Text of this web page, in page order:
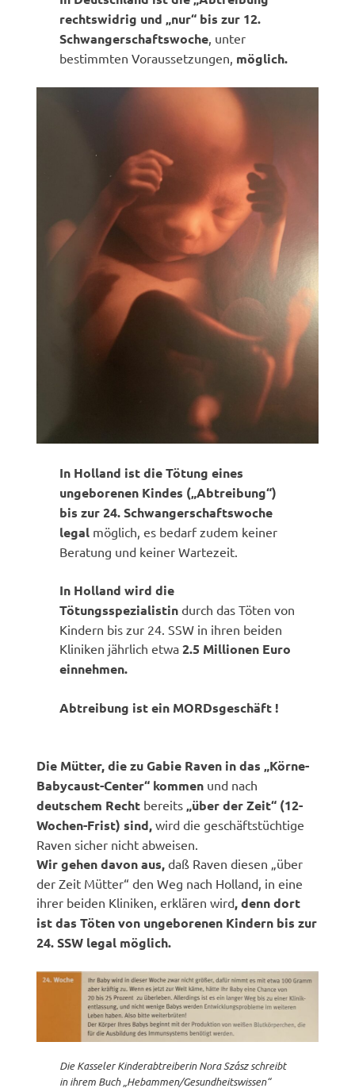
rechtswidrig und „nur“ bis zur 12.
Schwangerschaftswoche, unter
bestimmten Voraussetzungen, möglich.
In Holland ist die Tötung eines
ungeborenen Kindes („Abtreibung“)
bis zur 24. Schwangerschaftswoche
legal möglich, es bedarf zudem keiner
Beratung und keiner Wartezeit.
In Holland wird die
Tötungsspezialistindurch das Töten von
Kindern bis zur 24. SSW in ihren beiden
Kliniken jährlich etwa 2.5 Millionen Euro
einnehmen.
Abtreibung ist ein MORDsgeschäft !
Die Mütter, die zu Gabie Raven in das „Körne-
Babycaust-Center“ kommen und nach
deutschem Recht bereits „über der Zeit“ (12-
Wochen-Frist) sind, wird die geschäftstüchtige
Raven sicher nicht abweisen.
Wir gehen davon aus, daß Raven diesen „über
der Zeit Mütter“ den Weg nach Holland, in eine
ihrer beiden Kliniken, erklären wird, denn dort
ist das Töten von ungeborenen Kindern bis zur
24. SSW legal möglich.
Die Kasseler Kinderabtreiberin Nora Szász schreibt
in ihrem Buch „Hebammen/Gesundheitswissen“